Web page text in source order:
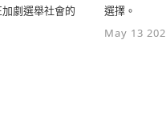
劇選舉社會的
選擇。
May 13